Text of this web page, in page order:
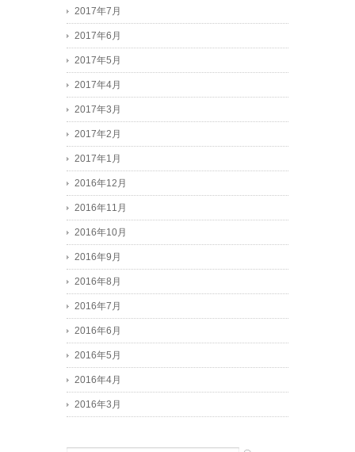
2017年7月
2017年6月
2017年5月
2017年4月
2017年3月
2017年2月
2017年1月
2016年12月
2016年11月
2016年10月
2016年9月
2016年8月
2016年7月
2016年6月
2016年5月
2016年4月
2016年3月